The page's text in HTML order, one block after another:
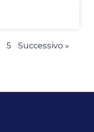
5 Successivo »